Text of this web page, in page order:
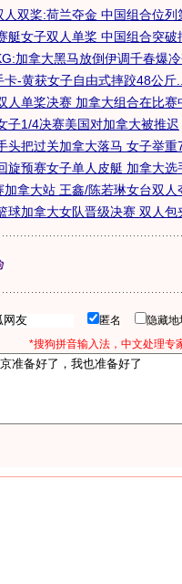
人双桨:荷兰夺金 中国组合位列
艇女子双人单桨 中国组合突破
加拿大黑马放倒伊调千春爆
卡-黄获女子自由式摔跤48公斤...
人单桨决赛 加拿大组合在比赛
子1/4决赛美国对加拿大被推迟
头把过关加拿大落马 女子举重
旋预赛女子单人皮艇 加拿大选
加拿大站 王鑫/陈若琳女台双人
球加拿大女队晋级决赛 双人包
匿名 隐藏
*搜狗拼音输入法，中文处理专